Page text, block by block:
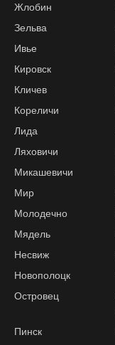
Жлобин
Зельва
Ивье
Кировск
Кличев
Кореличи
Лида
Ляховичи
Микашевичи
Мир
Молодечно
Мядель
Несвиж
Новополоцк
Островец
Пинск